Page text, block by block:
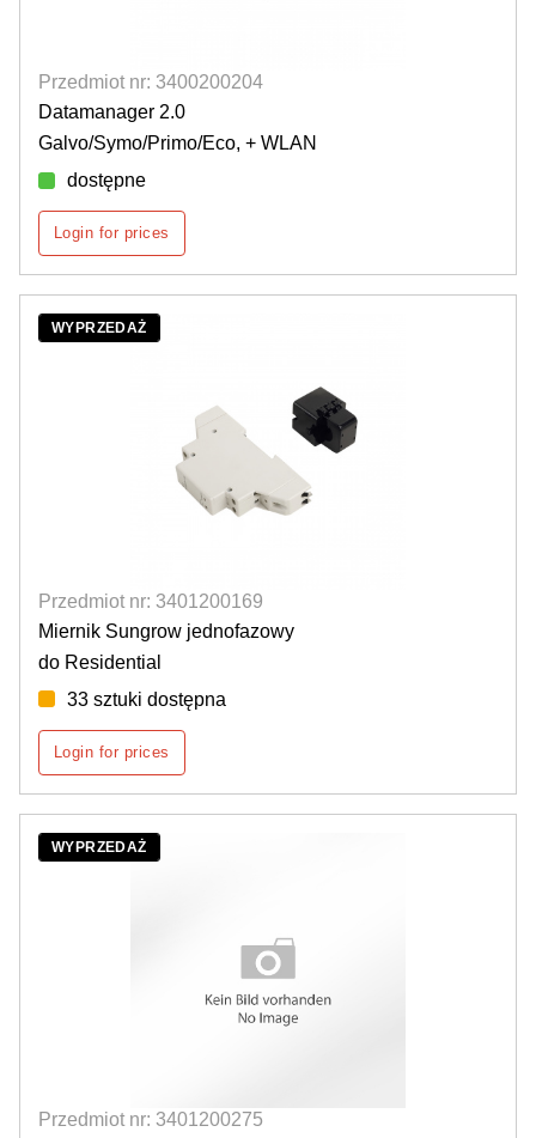
Przedmiot nr: 3400200204
Datamanager 2.0
Galvo/Symo/Primo/Eco, + WLAN
dostępne
Login for prices
WYPRZEDAŻ
Przedmiot nr: 3401200169
Miernik Sungrow jednofazowy
do Residential
33 sztuki dostępna
Login for prices
WYPRZEDAŻ
Przedmiot nr: 3401200275